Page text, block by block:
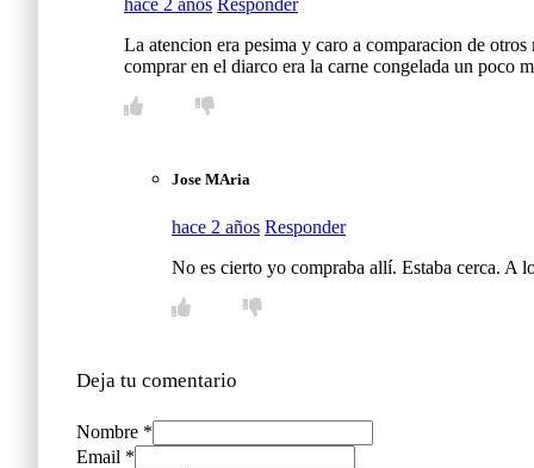
hace 2 años Responder
La atencion era pesima y caro a comparacion de
comprar en el diarco era la carne congelada un poco
Jose MAria
hace 2 años Responder
No es cierto yo compraba allí. Estaba cerca. A
Deja tu comentario
Nombre *
Email *